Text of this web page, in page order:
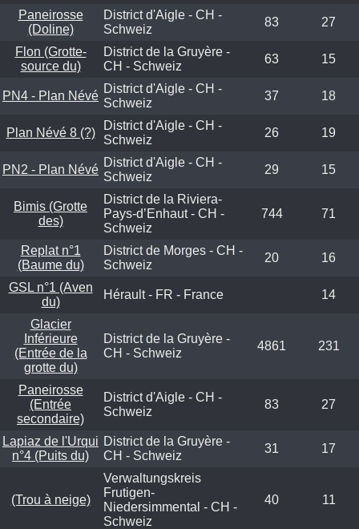
Paneirosse
(Doline)
District d'Aigle - CH -
Schweiz
83 27
Flon (Grotte-
source du)
District de la Gruyère -
CH - Schweiz
63 15
PN4 - Plan Névé
District d'Aigle - CH -
Schweiz
37 18
Plan Névé 8 (?)
District d'Aigle - CH -
Schweiz
26 19
PN2 - Plan Névé
District d'Aigle - CH -
Schweiz
29 15
Bimis (Grotte
des)
District de la Riviera-
Pays-d’Enhaut - CH -
Schweiz
744 71
Replat n°1
(Baume du)
District de Morges - CH -
Schweiz
20 16
GSL n°1 (Aven
du)
Hérault - FR - France 14
Glacier
Inférieure
(Entrée de la
grotte du)
District de la Gruyère -
CH - Schweiz
4861 231
Paneirosse
(Entrée
secondaire)
District d'Aigle - CH -
Schweiz
83 27
Lapiaz de l'Urqui
n°4 (Puits du)
District de la Gruyère -
CH - Schweiz
31 17
(Trou à neige)
Verwaltungskreis
Frutigen-
Niedersimmental - CH -
Schweiz
40 11